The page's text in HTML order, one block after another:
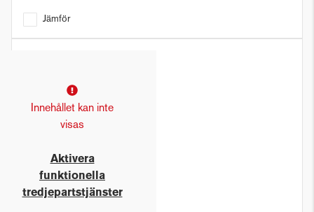
Jämför
Innehållet kan inte
visas
Aktivera
funktionella
tredjepartstjänster